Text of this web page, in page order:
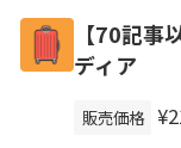
【70記事
ディア
販売価格